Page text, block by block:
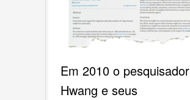
Em 2010 o pesquisador
Hwang e seus